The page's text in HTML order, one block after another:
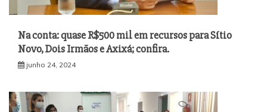
Na conta: quase R$500 mil em recursos para Sítio
Novo, Dois Irmãos e Axixá; confira.
junho 24, 2024